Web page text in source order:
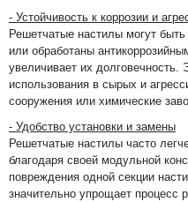
- Устойчивость к коррозии и
Решетчатые настилы могут
или обработаны
увеличивает их
использования в сырых и
сооружения или химические
- Удобство установки и замены
Решетчатые настилы часто
благодаря своей модульной
повреждения одной секции
значительно упрощает процесс